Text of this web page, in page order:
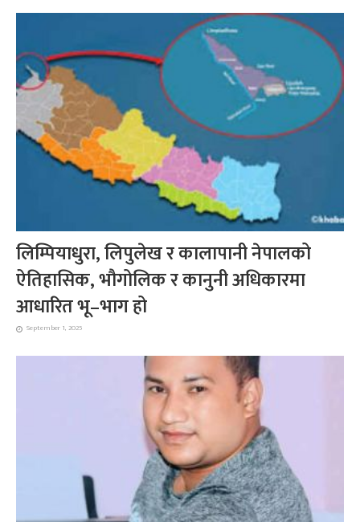
लिम्पियाधुरा, लिपुलेख र कालापानी नेपालको
ऐतिहासिक, भौगोलिक र कानुनी अधिकारमा
आधारित भू–भाग हो
September 1, 2025